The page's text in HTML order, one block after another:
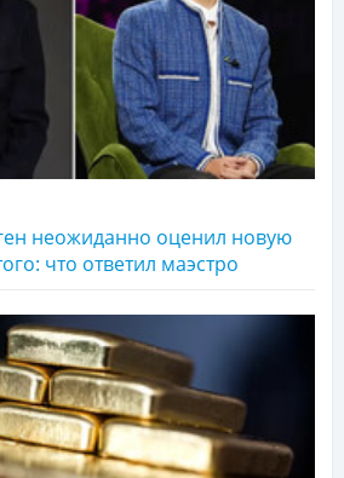
неожиданно оценил новую
что ответил маэстро